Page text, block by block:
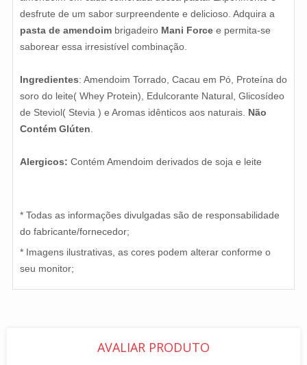
desfrute de um sabor surpreendente e delicioso. Adquira a
pasta de amendoim brigadeiro Mani Force e permita-se
saborear essa irresistível combinação.
Ingredientes: Amendoim Torrado, Cacau em Pó, Proteína do
soro do leite( Whey Protein), Edulcorante Natural, Glicosídeo
de Steviol( Stevia ) e Aromas idênticos aos naturais. Não
Contém Glúten
Alergicos: Contém Amendoim derivados de soja e leite
* Todas as informações divulgadas são de responsabilidade
do fabricante/fornecedor;
* Imagens ilustrativas, as cores podem alterar conforme o
seu monitor;
AVALIAR PRODUTO